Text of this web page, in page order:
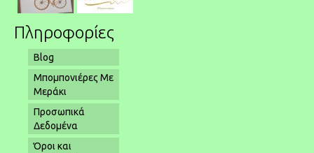
Πληροφορίες
Blog
Μπομπονιέρες Με
Μεράκι
Προσωπικά
Δεδομένα
Όροι και